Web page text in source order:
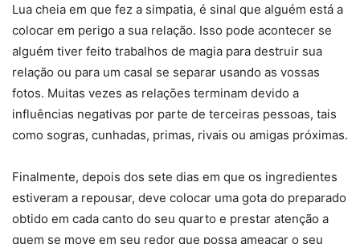
Lua cheia em que fez a simpatia, é sinal que alguém está a
colocar em perigo a sua relação. Isso pode acontecer se
alguém tiver feito trabalhos de magia para destruir sua
relação ou para um casal se separar usando as vossas
fotos. Muitas vezes as relações terminam devido a
influências negativas por parte de terceiras pessoas, tais
como sogras, cunhadas, primas, rivais ou amigas próximas.
Finalmente, depois dos sete dias em que os ingredientes
estiveram a repousar, deve colocar uma gota do preparado
obtido em cada canto do seu quarto e prestar atenção a
quem se move em seu redor que possa ameaçar o seu